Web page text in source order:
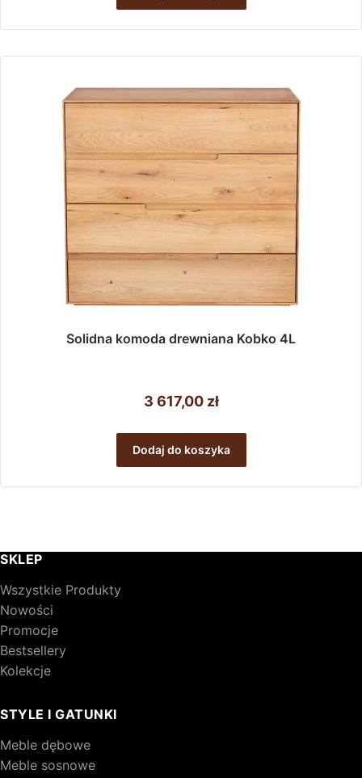
Solidna komoda drewniana Kobko 4L
3 617,00 zł
Dodaj do koszyka
SKLEP
Wszystkie Produkty
Nowości
Promocje
Bestsellery
Kolekcje
STYLE I GATUNKI
Meble dębowe
Meble sosnowe